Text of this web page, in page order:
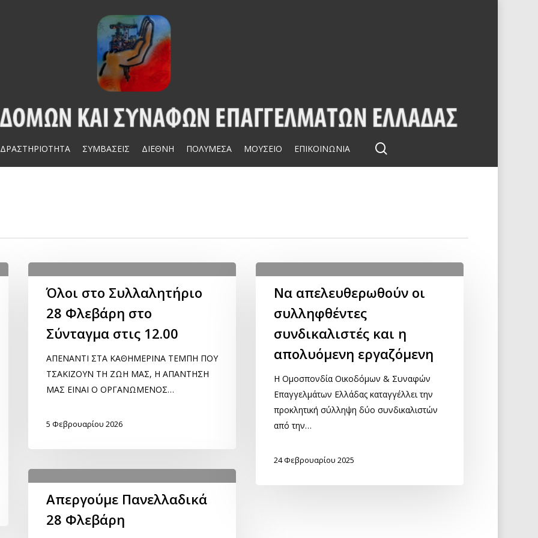
ΔΡΑΣΤΗΡΙΟΤΗΤΑ ΣΥΜΒΑΣΕΙΣ ΔΙΕΘΝΗ ΠΟΛΥΜΕΣΑ ΜΟΥΣΕΙΟ ΕΠΙΚΟΙΝΩΝΙΑ
Όλοι στο Συλλαλητήριο
28 Φλεβάρη στο
Σύνταγμα στις 12.00
ΑΠΕΝΑΝΤΙ ΣΤΑ ΚΑΘΗΜΕΡΙΝΑ ΤΕΜΠΗ ΠΟΥ
ΤΣΑΚΙΖΟΥΝ ΤΗ ΖΩΗ ΜΑΣ, Η ΑΠΑΝΤΗΣΗ
ΜΑΣ ΕΙΝΑΙ Ο ΟΡΓΑΝΩΜΕΝΟΣ…
5 Φεβρουαρίου 2026
Να απελευθερωθούν οι
συλληφθέντες
συνδικαλιστές και η
απολυόμενη εργαζόμενη
Η Ομοσπονδία Οικοδόμων & Συναφών
Επαγγελμάτων Ελλάδας καταγγέλλει την
προκλητική σύλληψη δύο συνδικαλιστών
από την…
24 Φεβρουαρίου 2025
Απεργούμε Πανελλαδικά
28 Φλεβάρη